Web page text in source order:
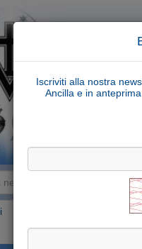
Iscriviti alla nostra
Ancilla e in
Spedizioni